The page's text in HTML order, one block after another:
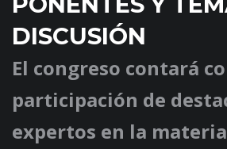
DISCUSIÓN
El congreso contará
participación de
expertos en la